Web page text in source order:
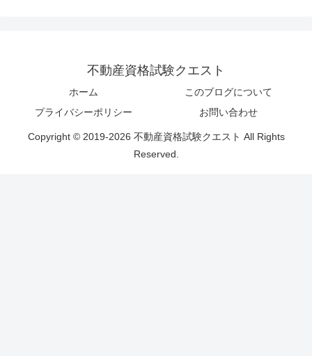
不動産資格試験クエスト
ホーム
このブログについて
プライバシーポリシー
お問い合わせ
Copyright © 2019-2026 不動産資格試験クエスト All Rights
Reserved.